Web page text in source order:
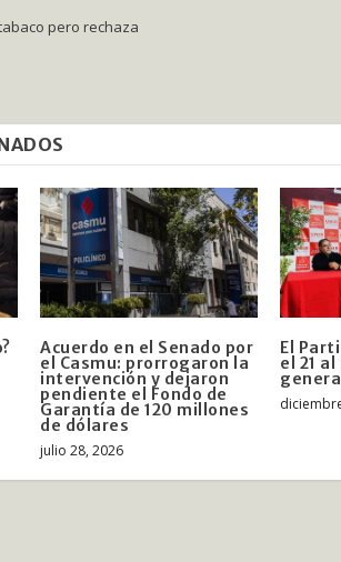
pero rechaza
Acuerdo en el Senado por
el Casmu: prorrogaron la
intervención y dejaron
pendiente el Fondo de
Garantía de 120 millones
de dólares
julio 28, 2026
El
el 21
general